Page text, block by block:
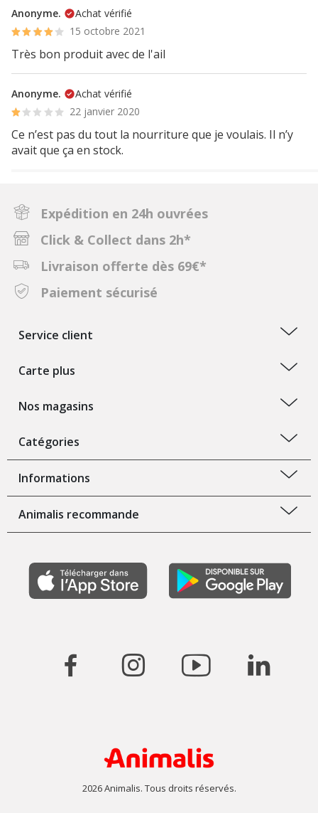
Anonyme.
Achat vérifié
15 octobre 2021
Très bon produit avec de l'ail
Anonyme.
Achat vérifié
22 janvier 2020
Ce n’est pas du tout la nourriture que je voulais. Il n’y
avait que ça en stock.
Expédition en 24h ouvrées
Click & Collect dans 2h*
Livraison offerte dès 69€*
Paiement sécurisé
Service client
Carte plus
Nos magasins
Catégories
Informations
Animalis recommande
2026 Animalis. Tous droits réservés.